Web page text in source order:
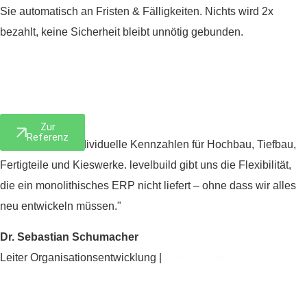
Sie automatisch an Fristen & Fälligkeiten. Nichts wird 2x
bezahlt, keine Sicherheit bleibt unnötig gebunden.
Zur
Referenz
„Wir brauchen individuelle Kennzahlen für Hochbau, Tiefbau,
Fertigteile und Kieswerke. levelbuild gibt uns die Flexibilität,
die ein monolithisches ERP nicht liefert – ohne dass wir alles
neu entwickeln müssen."
Dr. Sebastian Schumacher
Leiter Organisationsentwicklung |